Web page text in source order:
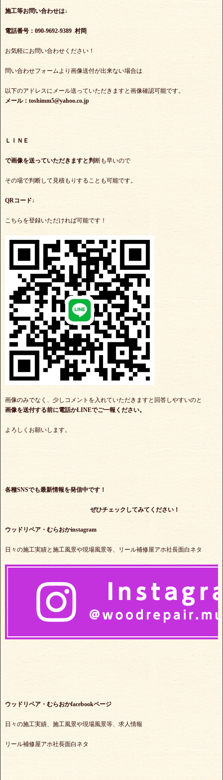
施工等お問い合わせは↓
電話番号：090-9692-9389 村岡
お気軽にお問い合わせください！
問い合わせフォームより画像送付が出来ない場合は
以下のアドレスにメール送っていただきますと画像確認可能です。
メール：toshimm5@yahoo.co.jp
ＬＩＮＥ
で画像を送っていただきますと判 断も早いので
その場で判断して見積もりすることも可能です。
QRコード↓
こちらを登録いただければ可能です！
画像のみでなく、少しコメントを入れていただきますと回答しやすいのと
画像を送付する前に電話かLINEでご一報ください。
よろしくお願いします。
各種SNSでも最新情報を発信中です！
ぜひチェックしてみてください！
ウッドリペア・むらおかinstagram
日々の施工実績と施工風景や現場風景等、リール補修屋アホ社長面白ネタ
ウッドリペア・むらおかfacebookページ
日々の施工実績、施工風景や現場風景等、求人情報
リール補修屋アホ社長面白ネタ